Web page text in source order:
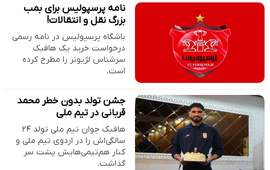
نامه پرسپولیس برای بمب
بزرگ نقل و انتقالات!
باشگاه پرسپولیس در نامه رسمی
درخواست خرید یک هافبک
سرشناس لژیونر را مطرح کرده
است.
جشن تولد بدون خطر محمد
قربانی در تیم ملی
هافبک جوان تیم ملی تولد ۲۴
سالگی‌اش را در اردوی تیم ملی و
کنار هم‌تیمی‌هایش پشت سر
گذاشت.